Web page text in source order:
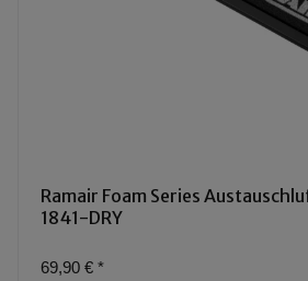
Ramair Foam Series
1841-DRY
69,90 € *